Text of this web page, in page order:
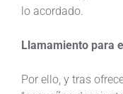
lo acordado.
Llamamiento para
Por ello, y tras